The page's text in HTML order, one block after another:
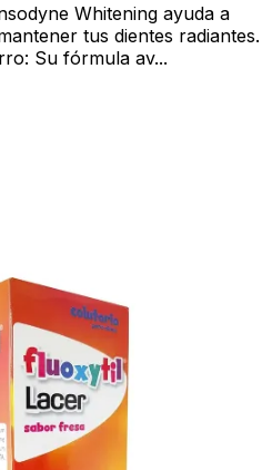
Whitening ayuda a
tus dientes radiantes.
Su fórmula av...